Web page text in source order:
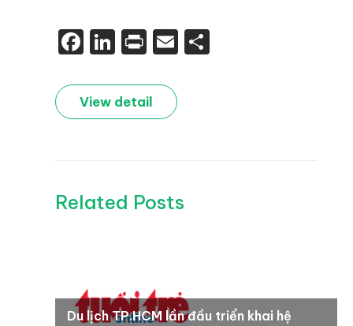
Facebook
LinkedIn
PrintEmail
View detail
Related Posts
Du lịch TP.HCM lần đầu triển khai hệ